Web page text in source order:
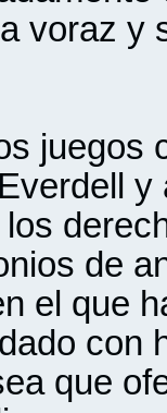
voraz y
juegos
de
el que
con
que